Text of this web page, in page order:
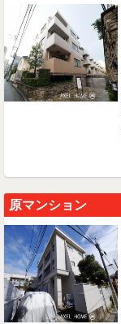
原マンション